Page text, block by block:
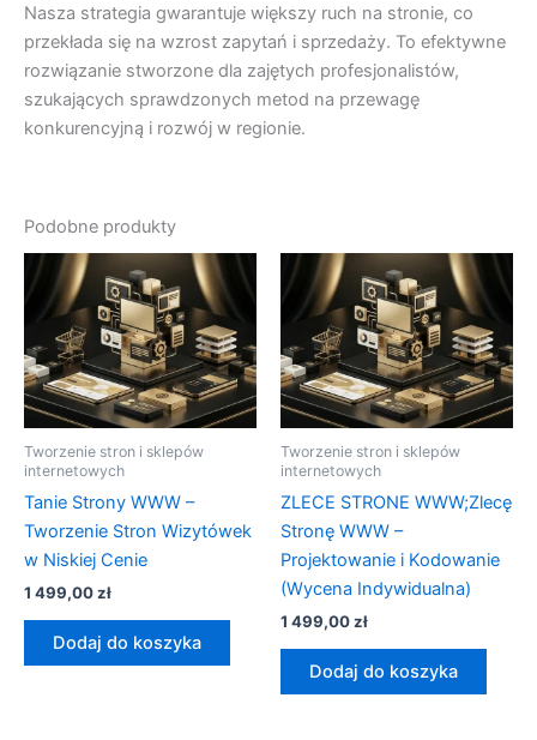
Nasza strategia gwarantuje większy ruch na stronie, co
przekłada się na wzrost zapytań i sprzedaży. To efektywne
rozwiązanie stworzone dla zajętych profesjonalistów,
szukających sprawdzonych metod na przewagę
konkurencyjną i rozwój w regionie.
Podobne produkty
Tworzenie stron i sklepów
internetowych
Tanie Strony WWW –
Tworzenie Stron Wizytówek
w Niskiej Cenie
1 499,00zł
Dodaj do koszyka
Tworzenie stron i sklepów
internetowych
ZLECE STRONE WWW;Zlecę
Stronę WWW –
Projektowanie i Kodowanie
(Wycena Indywidualna)
1 499,00zł
Dodaj do koszyka